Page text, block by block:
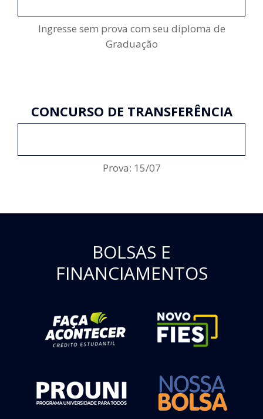
Ingresse sem prova com seu diploma de
Graduação
CONCURSO DE TRANSFERÊNCIA
Prova: 15/07
BOLSAS E
FINANCIAMENTOS